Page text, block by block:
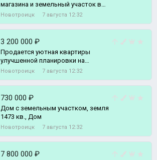
магазина и земельный участок в
собственности (Центр города).,
Новотроицк 7 августа 12:32
3 200 000 ₽
Продается уютная квартиры
улучшенной планировки на
высоком 1 этаже., 3-комн. квартира
Новотроицк 7 августа 12:32
730 000 ₽
Дом с земельным участком, земля
1473 кв., Дом
Новотроицк 7 августа 12:32
7 800 000 ₽